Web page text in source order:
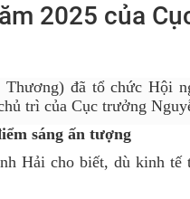
2025 của
đã tổ chức Hội
trì của Cục trưởng
sáng ấn tượng
Hải cho biết, dù kinh tế